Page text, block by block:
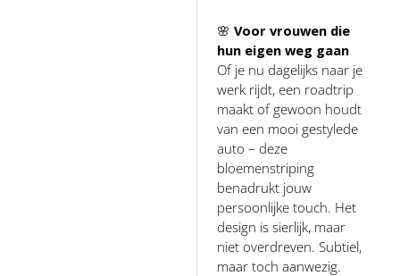
🌸 Voor vrouwen die
hun eigen weg gaan
Of je nu dagelijks naar je
werk rijdt, een roadtrip
maakt of gewoon houdt
van een mooi gestylede
auto – deze
bloemenstriping
benadrukt jouw
persoonlijke touch. Het
design is sierlijk, maar
niet overdreven. Subtiel,
maar toch aanwezig.